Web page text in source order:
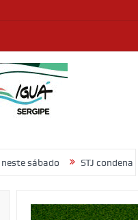
STJ condena ministro